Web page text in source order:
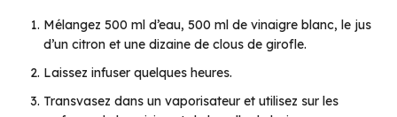
Mélangez 500 ml d’eau, 500 ml de vinaigre blanc, le jus
d’un citron et une dizaine de clous de girofle.
Laissez infuser quelques heures.
Transvasez dans un vaporisateur et utilisez sur les